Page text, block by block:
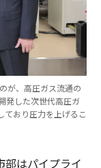
が、高圧ガス流通の
発した次世代高圧ガ
ており圧力を上げるこ
部はパイプライ